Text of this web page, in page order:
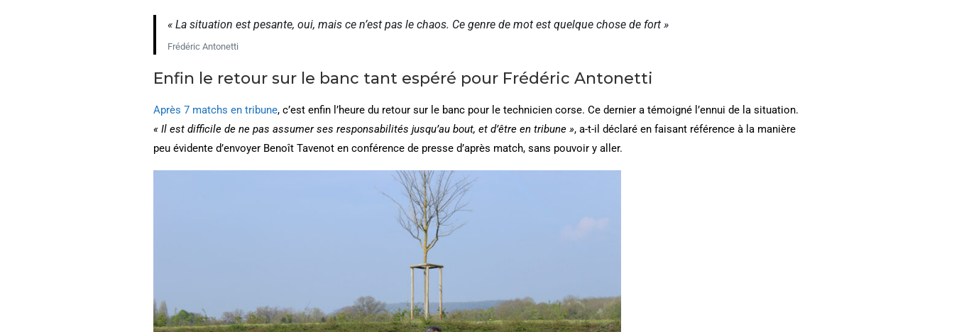
« La situation est pesante, oui, mais ce n’est pas le chaos. Ce genre de mot est quelque chose de fort »
Frédéric Antonetti
Enfin le retour sur le banc tant espéré pour Frédéric Antonetti
Après 7 matchs en tribune, c’est enfin l’heure du retour sur le banc pour le technicien corse. Ce dernier a témoigné l’ennui de la situation.
« Il est difficile de ne pas assumer ses responsabilités jusqu’au bout, et d’être en tribune », a-t-il déclaré en faisant référence à la manière
peu évidente d’envoyer Benoît Tavenot en conférence de presse d’après match, sans pouvoir y aller.